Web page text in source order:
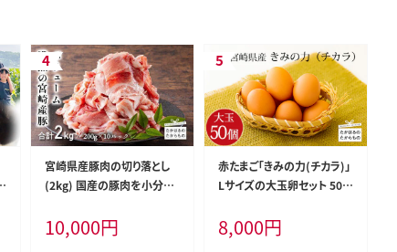
宮崎県産豚肉の切り落とし
(2kg) 国産の豚肉を小分け
一人暮らし 1人暮らし 独り
暮らし 日本産] TF0553-P0
10,000円
赤たまご「きみの力(チカラ)」
Lサイズの大玉卵セット 50
8,000円